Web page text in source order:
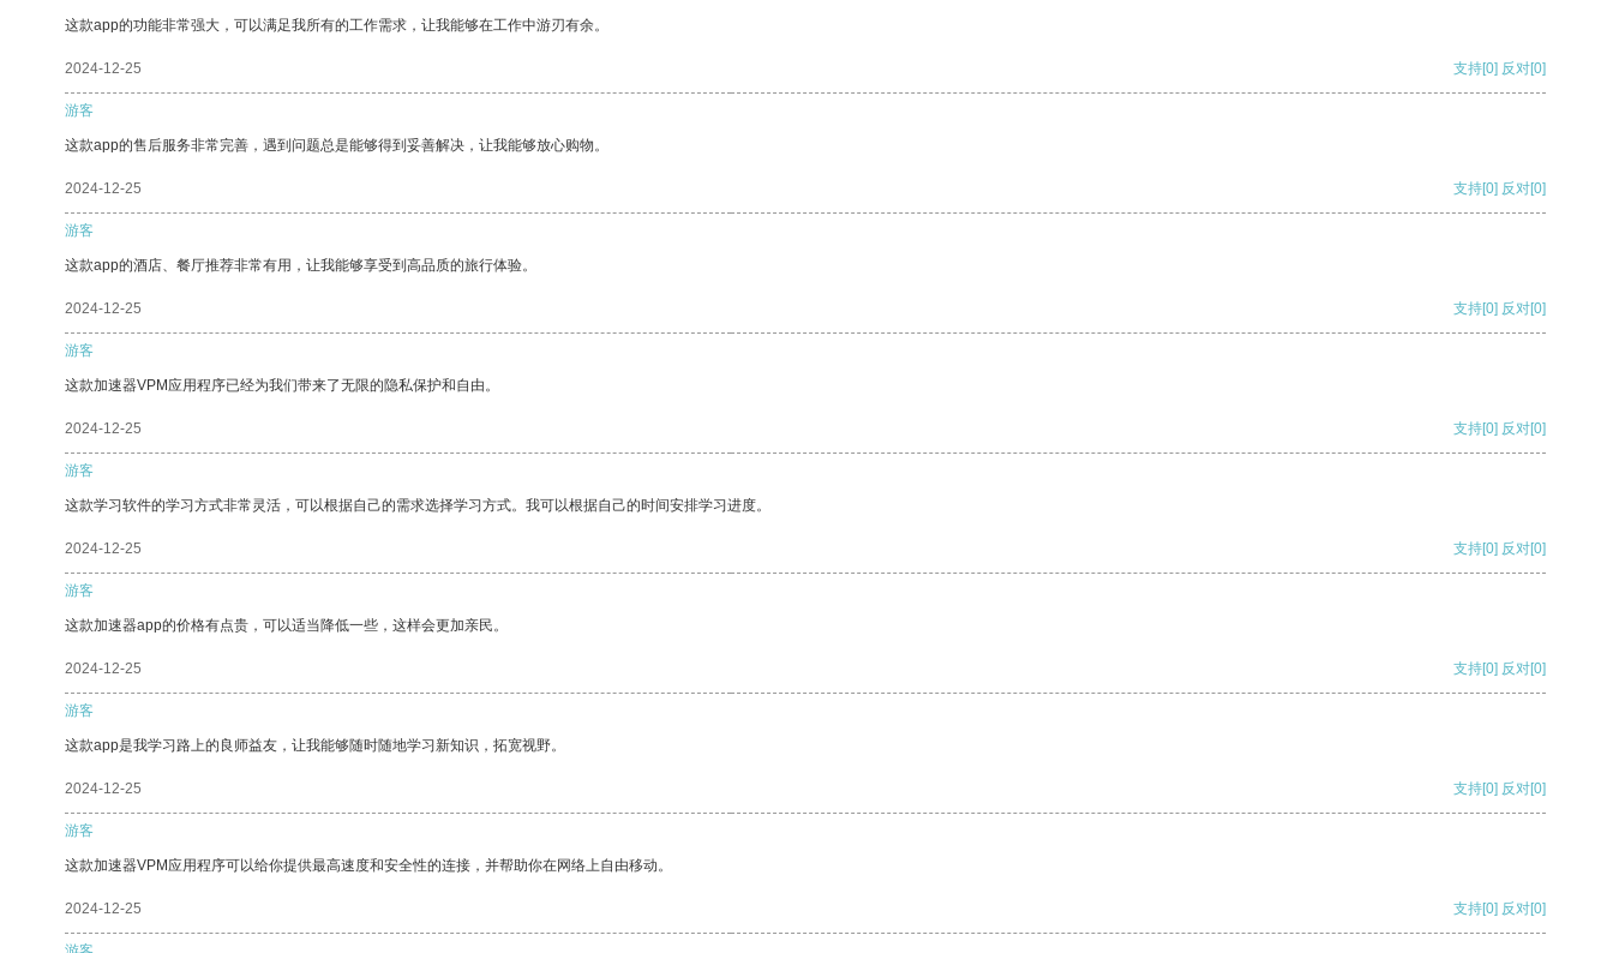
这款app的功能非常强大，可以满足我所有的工作需求，让我能够在工作中游刃有余。
2024-12-25 支持[0] 反对[0]
游客
这款app的售后服务非常完善，遇到问题总是能够得到妥善解决，让我能够放心购物。
2024-12-25 支持[0] 反对[0]
游客
这款app的酒店、餐厅推荐非常有用，让我能够享受到高品质的旅行体验。
2024-12-25 支持[0] 反对[0]
游客
这款加速器VPM应用程序已经为我们带来了无限的隐私保护和自由。
2024-12-25 支持[0] 反对[0]
游客
这款学习软件的学习方式非常灵活，可以根据自己的需求选择学习方式。我可以根据自己的时间安排学习进度。
2024-12-25 支持[0] 反对[0]
游客
这款加速器app的价格有点贵，可以适当降低一些，这样会更加亲民。
2024-12-25 支持[0] 反对[0]
游客
这款app是我学习路上的良师益友，让我能够随时随地学习新知识，拓宽视野。
2024-12-25 支持[0] 反对[0]
游客
这款加速器VPM应用程序可以给你提供最高速度和安全性的连接，并帮助你在网络上自由移动。
2024-12-25 支持[0] 反对[0]